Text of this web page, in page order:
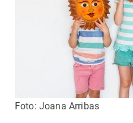
Foto: Joana Arribas